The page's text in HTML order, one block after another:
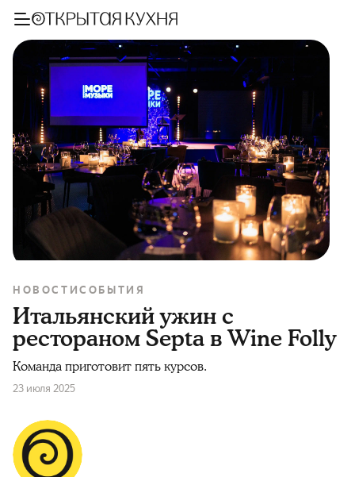
НОВОСТИСОБЫТИЯ
Итальянский ужин с
рестораном Septa в Wine Folly
Команда приготовит пять курсов.
23 июля 2025